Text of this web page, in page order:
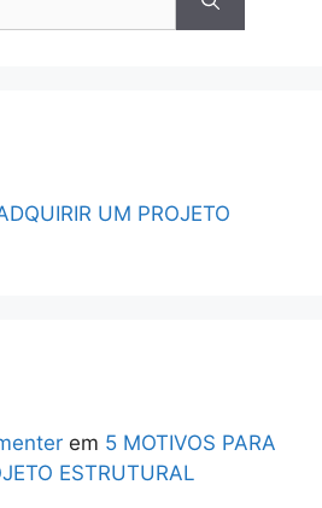
UM PROJETO
em 5 MOTIVOS PARA
ESTRUTURAL